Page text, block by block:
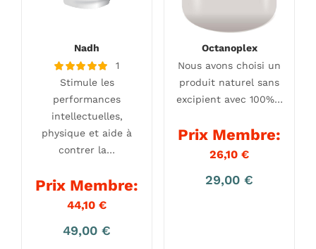
Nadh
5.00
sur 5
1
Stimule les
performances
intellectuelles,
physique et aide à
contrer la…
Prix Membre:
44,10 €
49,00 €
Octanoplex
Nous avons choisi un
produit naturel sans
excipient avec 100%…
Prix Membre:
26,10 €
29,00 €